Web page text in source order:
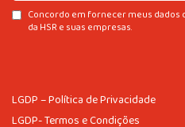
LGDP – Política de Privacidade
LGDP- Termos e Condições
Consentir
Concordo em fornecer meus
da HSR e suas empresas.